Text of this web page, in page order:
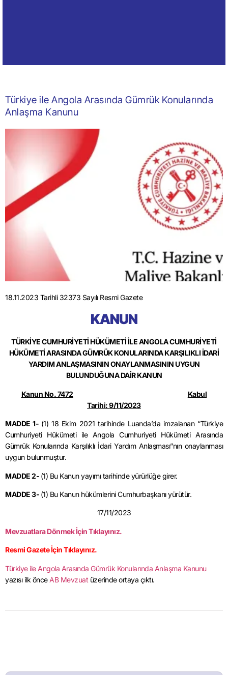
Türkiye ile Angola Arasında Gümrük Konularında
Anlaşma Kanunu
18.11.2023 Tarihli 32373 Sayılı Resmi Gazete
KANUN
TÜRKİYE CUMHURİYETİ HÜKÜMETİ İLE ANGOLA CUMHURİYETİ
HÜKÜMETİ ARASINDA GÜMRÜK KONULARINDA KARŞILIKLI İDARİ
YARDIM ANLAŞMASININ ONAYLANMASININ UYGUN
BULUNDUĞUNA DAİR KANUN
Kanun No. 7472
Kabul
Tarihi:9/11/2023
MADDE 1- (1) 18 Ekim 2021 tarihinde Luanda’da imzalanan “Türkiye
Cumhuriyeti Hükümeti ile Angola Cumhuriyeti Hükümeti Arasında
Gümrük Konularında Karşılıklı İdari Yardım Anlaşması”nın onaylanması
uygun bulunmuştur.
MADDE 2- (1) Bu Kanun yayımı tarihinde yürürlüğe girer.
MADDE 3- (1) Bu Kanun hükümlerini Cumhurbaşkanı yürütür.
17/11/2023
Mevzuatlara Dönmek İçin Tıklayınız.
Resmi Gazete İçin Tıklayınız.
Türkiye ile Angola Arasında Gümrük Konularında Anlaşma Kanunu
yazısı ilk önce AB Mevzuat üzerinde ortaya çıktı.